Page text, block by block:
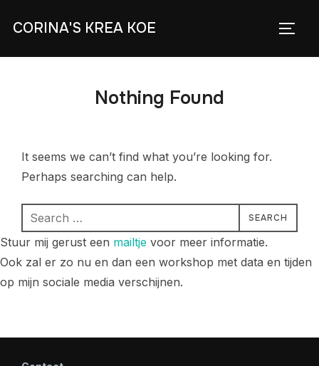
CORINA'S KREA KOE
Nothing Found
It seems we can’t find what you’re looking for.
Perhaps searching can help.
Search
for:
SEARCH
Stuur mij gerust een mailtje voor meer informatie.
Ook zal er zo nu en dan een workshop met data en tijden
op mijn sociale media verschijnen.